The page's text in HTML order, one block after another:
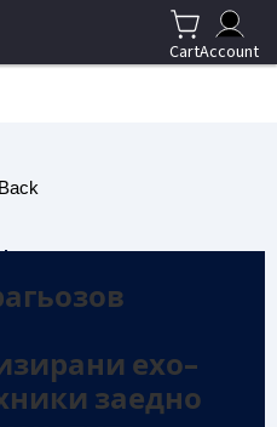
CartAccount
Back
ехо-
заедно